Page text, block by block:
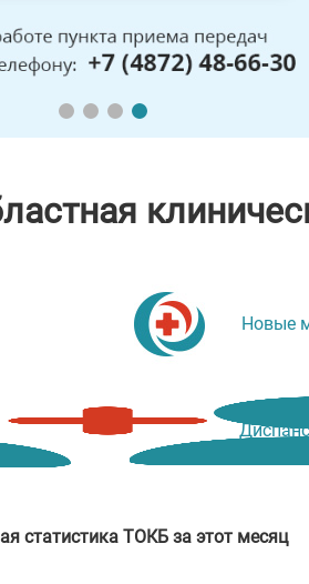
Новые
статистика ТОКБ за этот месяц